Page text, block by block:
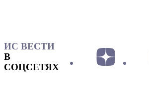
ИС ВЕСТИ
В
СОЦСЕТЯХ